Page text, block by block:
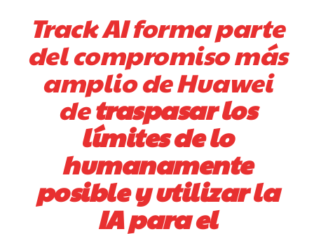
Track AI forma parte
del compromiso más
amplio de Huawei
detraspasar los
límites de lo
humanamente
posible y utilizar la
IA para el